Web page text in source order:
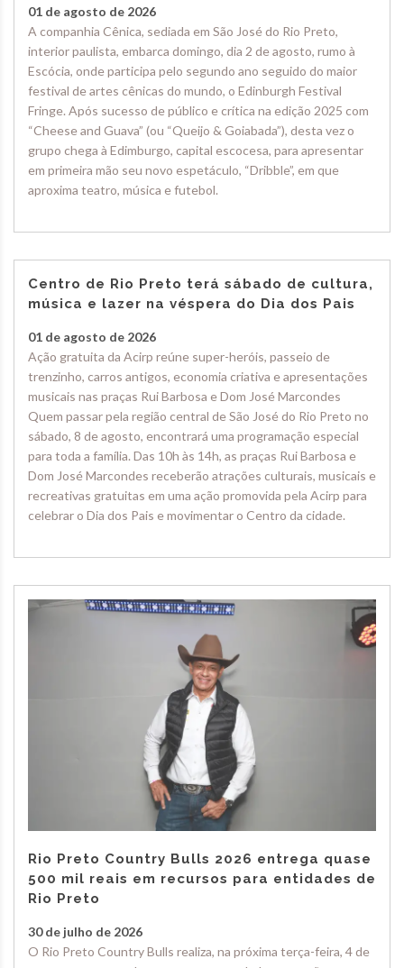
01 de agosto de 2026
A companhia Cênica, sediada em São José do Rio Preto,
interior paulista, embarca domingo, dia 2 de agosto, rumo à
Escócia, onde participa pelo segundo ano seguido do maior
festival de artes cênicas do mundo, o Edinburgh Festival
Fringe. Após sucesso de público e crítica na edição 2025 com
“Cheese and Guava” (ou “Queijo & Goiabada”), desta vez o
grupo chega à Edimburgo, capital escocesa, para apresentar
em primeira mão seu novo espetáculo, “Dribble”, em que
aproxima teatro, música e futebol.
Centro de Rio Preto terá sábado de cultura,
música e lazer na véspera do Dia dos Pais
01 de agosto de 2026
Ação gratuita da Acirp reúne super-heróis, passeio de
trenzinho, carros antigos, economia criativa e apresentações
musicais nas praças Rui Barbosa e Dom José Marcondes
Quem passar pela região central de São José do Rio Preto no
sábado, 8 de agosto, encontrará uma programação especial
para toda a família. Das 10h às 14h, as praças Rui Barbosa e
Dom José Marcondes receberão atrações culturais, musicais e
recreativas gratuitas em uma ação promovida pela Acirp para
celebrar o Dia dos Pais e movimentar o Centro da cidade.
Rio Preto Country Bulls 2026 entrega quase
500 mil reais em recursos para entidades de
Rio Preto
30 de julho de 2026
O Rio Preto Country Bulls realiza, na próxima terça-feira, 4 de